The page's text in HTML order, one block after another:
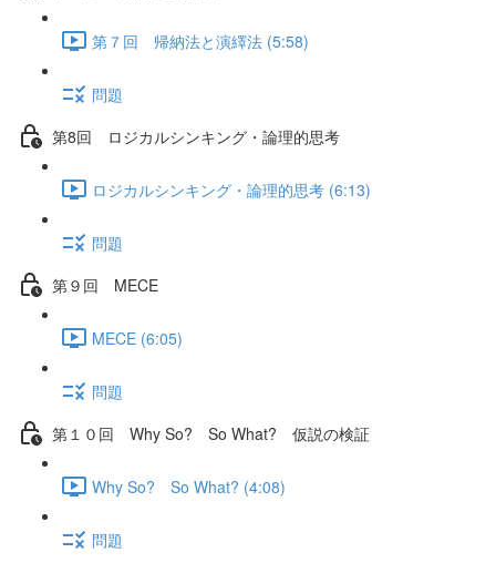
第７回 帰納法と演繹法 (5:58)
問題
第8回 ロジカルシンキング・論理的思考
ロジカルシンキング・論理的思考 (6:13)
問題
第９回 MECE
MECE (6:05)
問題
第１０回 Why So? So What? 仮説の検証
Why So? So What? (4:08)
問題